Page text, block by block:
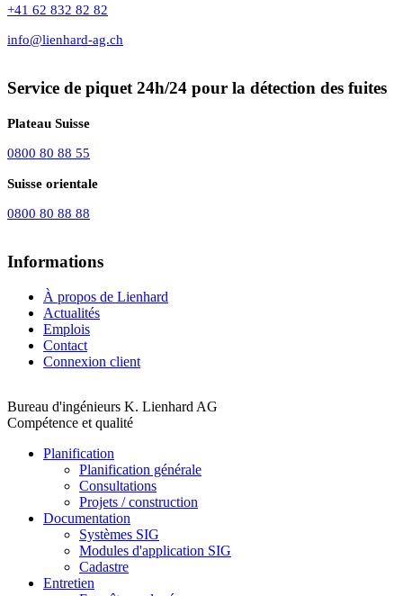
+41 62 832 82 82
info@lienhard-ag.ch
Service de piquet 24h/24 pour la détection des fuites
Plateau Suisse
0800 80 88 55
Suisse orientale
0800 80 88 88
Informations
À propos de Lienhard
Actualités
Emplois
Contact
Connexion client
Bureau d'ingénieurs K. Lienhard AG
Compétence et qualité
Planification
Planification générale
Consultations
Projets / construction
Documentation
Systèmes SIG
Modules d'application SIG
Cadastre
Entretien